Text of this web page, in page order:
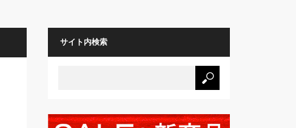
サイト内検索